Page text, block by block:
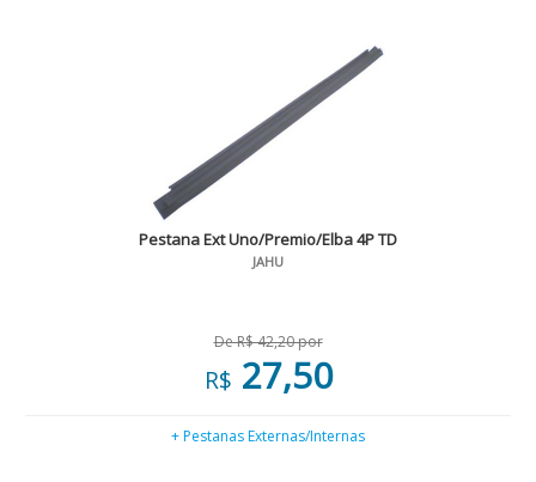
Pestana Ext Uno/Premio/Elba 4P TD
JAHU
De R$ 42,20 por
R$ 27,50
+ Pestanas Externas/Internas